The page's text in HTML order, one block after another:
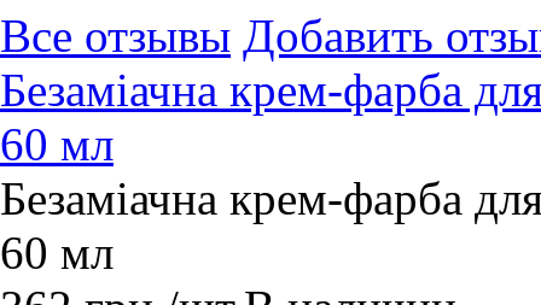
Все отзывы Добавить
Безаміачна крем-фарба
60 мл
Безаміачна крем-фарба
60 мл